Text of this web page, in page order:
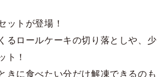
ットが登場！
るロールケーキの切り落としや、少
ト！
きに食べたい分だけ解凍できるのも